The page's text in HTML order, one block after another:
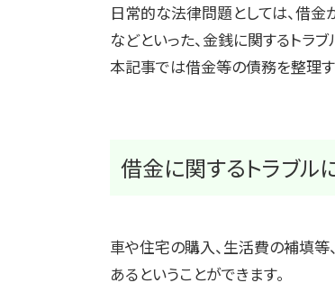
日常的な法律問題としては、借
などといった、金銭に関するトラ
本記事では借金等の債務を整理
借金に関するトラブル
車や住宅の購入、生活費の補填等
あるということができます。